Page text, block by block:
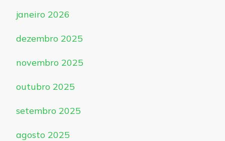
janeiro 2026
dezembro 2025
novembro 2025
outubro 2025
setembro 2025
agosto 2025